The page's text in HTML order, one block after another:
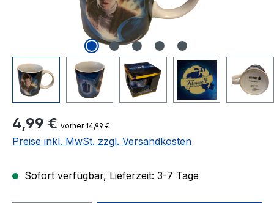
Regulärer Preis:
4,99 € vorher 14,99 €
Preise inkl. MwSt. zzgl. Versandkosten
Sofort verfügbar, Lieferzeit: 3-7 Tage